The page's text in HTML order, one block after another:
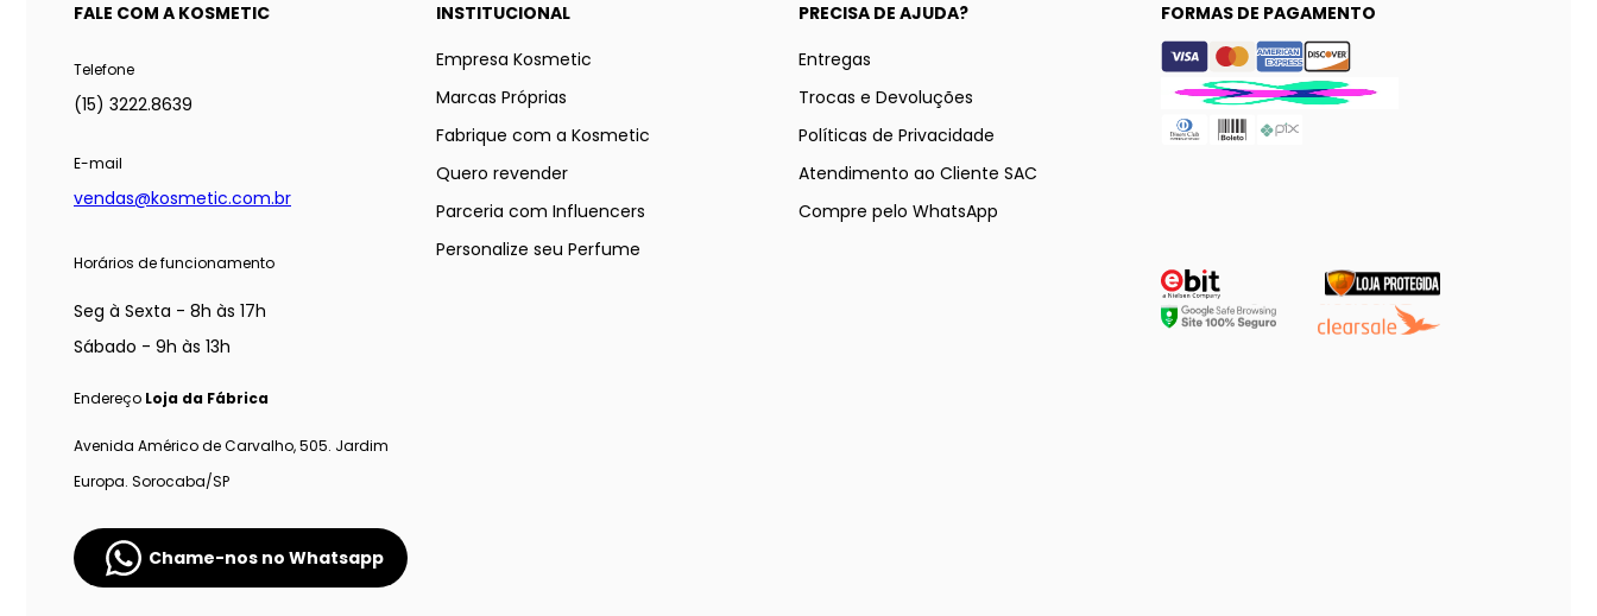
FALE COM A KOSMETIC
Telefone
(15) 3222.8639
E-mail
vendas@kosmetic.com.br
Horários de funcionamento
Seg à Sexta - 8h às 17h
Sábado - 9h às 13h
Endereço Loja da Fábrica
Avenida Américo de Carvalho, 505. Jardim
Europa. Sorocaba/SP
Chame-nos no Whatsapp
INSTITUCIONAL
Empresa Kosmetic
Marcas Próprias
Fabrique com a Kosmetic
Quero revender
Parceria com Influencers
Personalize seu Perfume
PRECISA DE AJUDA?
Entregas
Trocas e Devoluções
Políticas de Privacidade
Atendimento ao Cliente SAC
Compre pelo WhatsApp
FORMAS DE PAGAMENTO